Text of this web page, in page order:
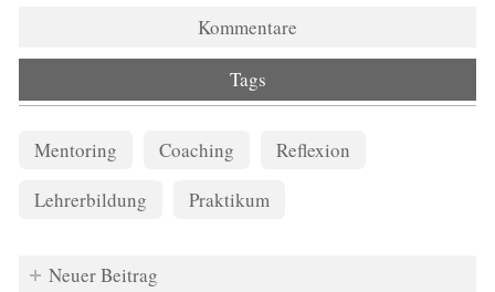
Kommentare
Tags
Mentoring Coaching
Reflexion
Lehrerbildung
Praktikum
Neuer Beitrag